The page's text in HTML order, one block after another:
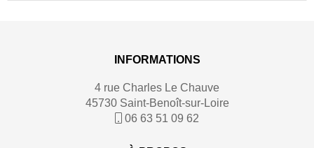
INFORMATIONS
4 rue Charles Le Chauve
45730 Saint-Benoît-sur-Loire
06 63 51 09 62